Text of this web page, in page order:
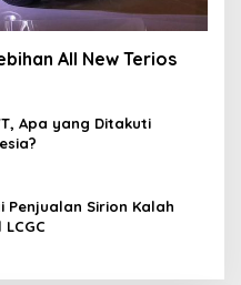
All New Terios
Apa yang Ditakuti
Penjualan Sirion Kalah